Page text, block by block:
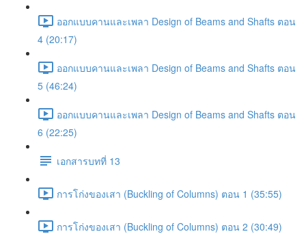
ออกแบบคานและเพลา Design of Beams and Shafts ตอน
4 (20:17)
ออกแบบคานและเพลา Design of Beams and Shafts ตอน
5 (46:24)
ออกแบบคานและเพลา Design of Beams and Shafts ตอน
6 (22:25)
เอกสารบทที่ 13
การโก่งของเสา (Buckling of Columns) ตอน 1 (35:55)
การโก่งของเสา (Buckling of Columns) ตอน 2 (30:49)